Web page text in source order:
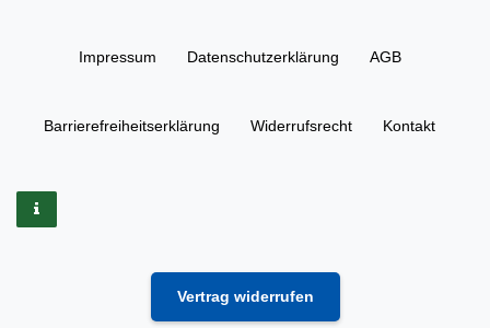
Impressum Daten­schutz­erklärung AGB
Barrierefreiheitserklärung Widerrufs­recht Kontakt
Vertrag widerrufen